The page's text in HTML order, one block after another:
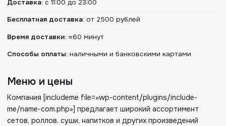
Доставка: с 11:00 до 23:00
Бесплатная доставка: от 2500 рублей
Время доставки: ≈60 минут
Способы оплаты: наличными и банковскими картами
Меню и цены
Компания [includeme file=»wp-content/plugins/include-
me/name-com.php»] предлагает широкий ассортимент
сетов, роллов, суши, напитков и других произведений